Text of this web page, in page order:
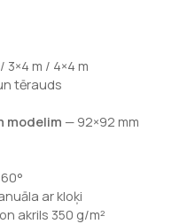
3×4 m / 4×4 m
tērauds
modelim — 92×92 mm
ar kloķi
akrils 350 g/m²